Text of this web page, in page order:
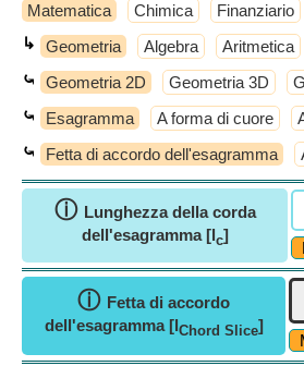
Matematica Chimica Finanziario
↳ Geometria Algebra Aritmetica
⤿ Geometria 2D Geometria 3D
⤿ Esagramma A forma di cuore
⤿ Fetta di accordo dell'esagramma
ⓘ Lunghezza della corda
dell'esagramma [lc]
ⓘ Fetta di accordo
dell'esagramma [lChord Slice]